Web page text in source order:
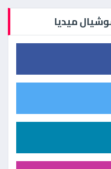
ميديا